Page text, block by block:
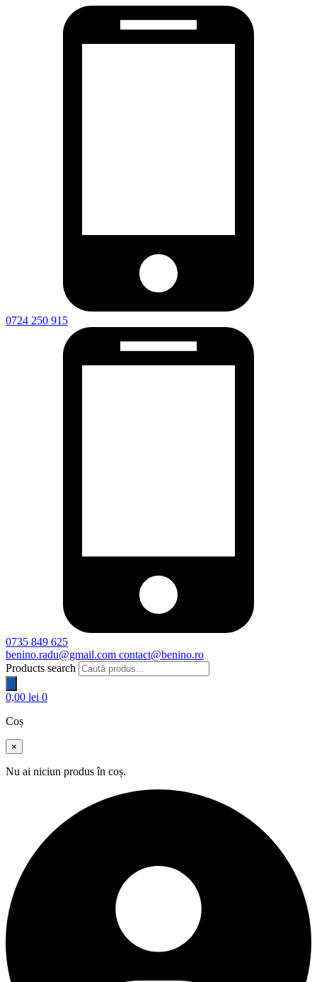
0724 250 915
0735 849 625
benino.radu@gmail.com contact@benino.ro
Products search
0,00 lei 0
Coș
×
Nu ai niciun produs în coș.